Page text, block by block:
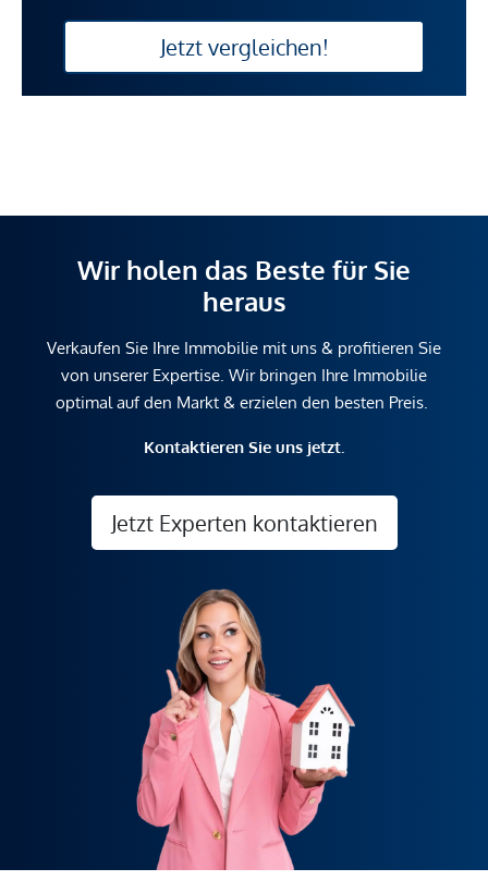
Jetzt vergleichen!
Wir holen das Beste für Sie
heraus
Verkaufen Sie Ihre Immobilie mit uns & profitieren Sie
von unserer Expertise. Wir bringen Ihre Immobilie
optimal auf den Markt & erzielen den besten Preis.
Kontaktieren Sie uns jetzt.
Jetzt Experten kontaktieren